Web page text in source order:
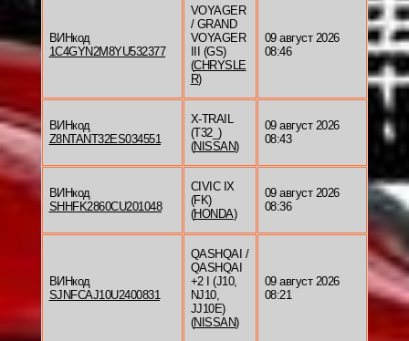
ВИНкод
1C4GYN2M8YU532377
VOYAGER
/ GRAND
VOYAGER
III (GS)
(CHRYSLE
R)
09 август 2026
08:46
ВИНкод
Z8NTANT32ES034551
X-TRAIL
(T32_)
(NISSAN)
09 август 2026
08:43
ВИНкод
SHHFK2860CU201048
CIVIC IX
(FK)
(HONDA)
09 август 2026
08:36
ВИНкод
SJNFCAJ10U2400831
QASHQAI /
QASHQAI
+2 I (J10,
NJ10,
JJ10E)
(NISSAN)
09 август 2026
08:21